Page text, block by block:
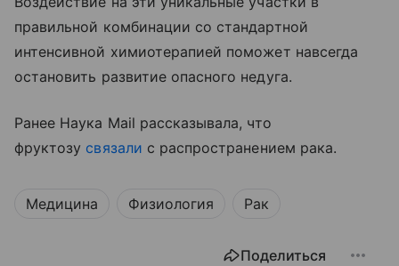
правильной комбинации со стандартной
интенсивной химиотерапией поможет навсегда
остановить развитие опасного недуга.
Ранее Наука Mail рассказывала, что
фруктозу связали с распространением рака.
Медицина Физиология Рак
Поделиться